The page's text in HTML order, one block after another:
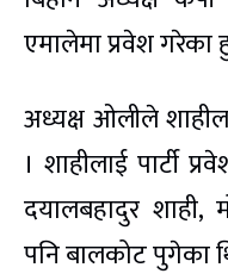
एमालेमा प्रवेश गरेका
अध्यक्ष ओलीले
। शाहीलाई पार्टी
दयालबहादुर शाही,
पनि बालकोट पुगेका